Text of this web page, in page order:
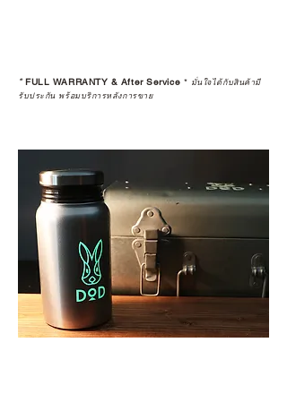
*FULL WARRANTY & After Service * มั่นใจได้กับสินค้ามี
รับประกัน พร้อมบริการหลังการขาย